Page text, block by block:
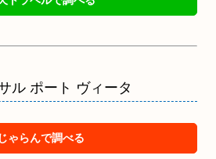
ル ポート ヴィータ
じゃらんで調べる